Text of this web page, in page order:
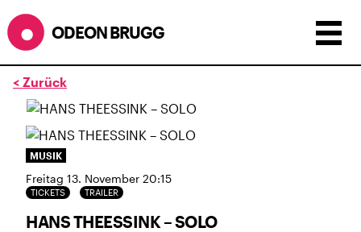
ODEON BRUGG
Anzeigen als:
ÖFFNUNGSZEITEN
SOMMERÖFFNUNGSZEITEN
CINEMA
2.7. bis 1.9. geschlossen
BÜHNE 2.7. bis 3.9. geschlossen
< Zurück
MUSIK
Freitag 13. November 20:15
TICKETS TRAILER
HANS THEESSINK – SOLO